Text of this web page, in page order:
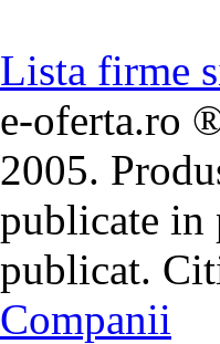
Lista firme
e-oferta.ro
2005.
publicate in
publicat.
Companii